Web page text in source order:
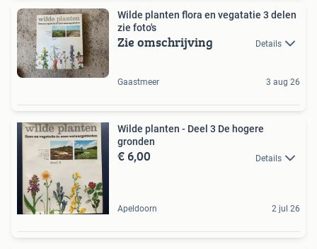
Wilde planten flora en vegatatie 3 delen
zie foto's
Zie omschrijving Details
Gaastmeer 3 aug 26
Wilde planten - Deel 3 De hogere
gronden
€ 6,00 Details
Apeldoorn 2 jul 26